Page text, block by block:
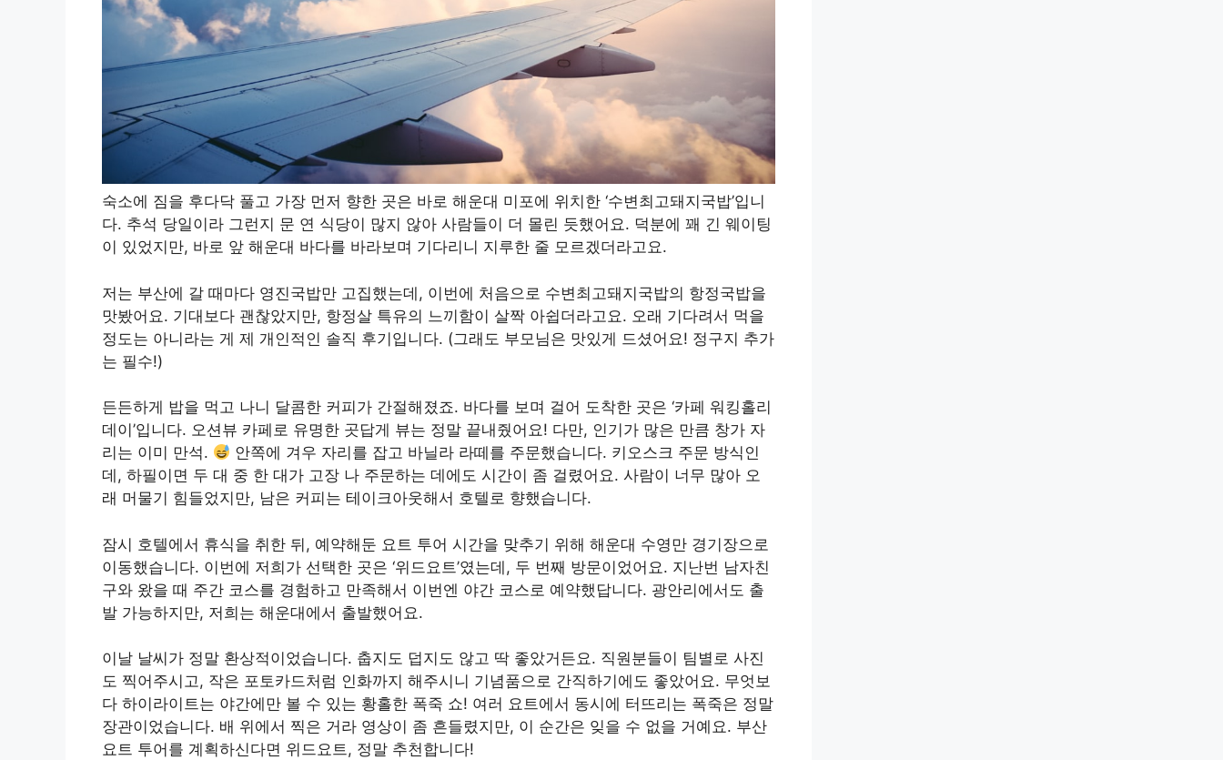
숙소에 짐을 후다닥 풀고 가장 먼저 향한 곳은 바로 해운대 미포에 위치한 ‘수변최고돼지국밥’입니
다. 추석 당일이라 그런지 문 연 식당이 많지 않아 사람들이 더 몰린 듯했어요. 덕분에 꽤 긴 웨이팅
이 있었지만, 바로 앞 해운대 바다를 바라보며 기다리니 지루한 줄 모르겠더라고요.
저는 부산에 갈 때마다 영진국밥만 고집했는데, 이번에 처음으로 수변최고돼지국밥의 항정국밥을
맛봤어요. 기대보다 괜찮았지만, 항정살 특유의 느끼함이 살짝 아쉽더라고요. 오래 기다려서 먹을
정도는 아니라는 게 제 개인적인 솔직 후기입니다. (그래도 부모님은 맛있게 드셨어요! 정구지 추가
는 필수!)
든든하게 밥을 먹고 나니 달콤한 커피가 간절해졌죠. 바다를 보며 걸어 도착한 곳은 ‘카페 워킹홀리
데이’입니다. 오션뷰 카페로 유명한 곳답게 뷰는 정말 끝내줬어요! 다만, 인기가 많은 만큼 창가 자
리는 이미 만석.
안쪽에 겨우 자리를 잡고 바닐라 라떼를 주문했습니다. 키오스크 주문 방식인
데, 하필이면 두 대 중 한 대가 고장 나 주문하는 데에도 시간이 좀 걸렸어요. 사람이 너무 많아 오
래 머물기 힘들었지만, 남은 커피는 테이크아웃해서 호텔로 향했습니다.
잠시 호텔에서 휴식을 취한 뒤, 예약해둔 요트 투어 시간을 맞추기 위해 해운대 수영만 경기장으로
이동했습니다. 이번에 저희가 선택한 곳은 ‘위드요트’였는데, 두 번째 방문이었어요. 지난번 남자친
구와 왔을 때 주간 코스를 경험하고 만족해서 이번엔 야간 코스로 예약했답니다. 광안리에서도 출
발 가능하지만, 저희는 해운대에서 출발했어요.
이날 날씨가 정말 환상적이었습니다. 춥지도 덥지도 않고 딱 좋았거든요. 직원분들이 팀별로 사진
도 찍어주시고, 작은 포토카드처럼 인화까지 해주시니 기념품으로 간직하기에도 좋았어요. 무엇보
다 하이라이트는 야간에만 볼 수 있는 황홀한 폭죽 쇼! 여러 요트에서 동시에 터뜨리는 폭죽은 정말
장관이었습니다. 배 위에서 찍은 거라 영상이 좀 흔들렸지만, 이 순간은 잊을 수 없을 거예요. 부산
요트 투어를 계획하신다면 위드요트, 정말 추천합니다!